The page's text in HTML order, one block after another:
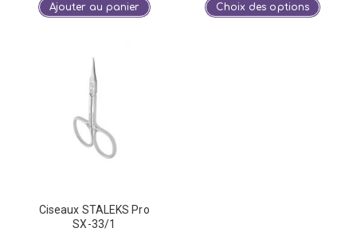
Ajouter au panier Choix des options
Ciseaux STALEKS Pro
SX-33/1